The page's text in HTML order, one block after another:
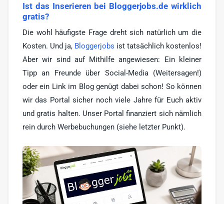
Blog-Entwicklung
Gastautor
Influencer
Blogger bieten
Blog Markt
Sonstige
Ist das Inserieren bei Bloggerjobs.de wirklich
gratis?
Die wohl häufigste Frage dreht sich natürlich um die
Kosten. Und ja, Bloggerjobs ist tatsächlich kostenlos!
Aber wir sind auf Mithilfe angewiesen: Ein kleiner
Tipp an Freunde über Social-Media (Weitersagen!)
oder ein Link im Blog genügt dabei schon! So können
wir das Portal sicher noch viele Jahre für Euch aktiv
und gratis halten. Unser Portal finanziert sich nämlich
rein durch Werbebuchungen (siehe letzter Punkt).